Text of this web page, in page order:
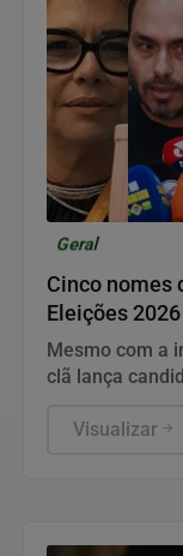
Geral
Cinco nomes
Eleições
Mesmo com a
clã lança
Visualizar